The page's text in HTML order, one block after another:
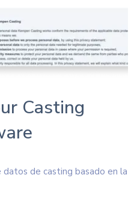
Casting
de casting basado en la